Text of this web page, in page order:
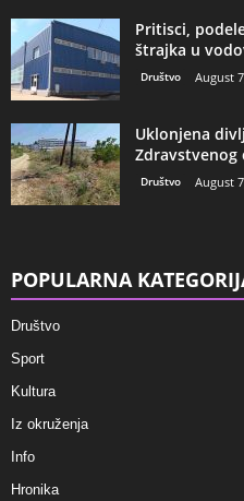
Pritisci,
štrajka u
Društvo August
Uklonjena
Zdravstvenog
Društvo August
POPULARNA
Društvo
Sport
Kultura
Iz okruženja
Info
Hronika